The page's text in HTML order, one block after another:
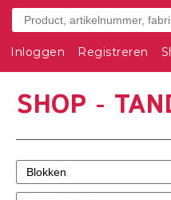
Inloggen Registreren
SHOP -